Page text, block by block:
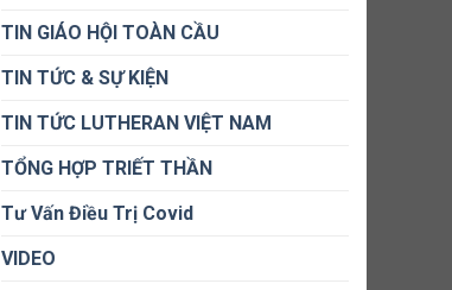
TIN GIÁO HỘI TOÀN CẦU
TIN TỨC & SỰ KIỆN
TIN TỨC LUTHERAN VIỆT NAM
TỔNG HỢP TRIẾT THẦN
Tư Vấn Điều Trị Covid
VIDEO